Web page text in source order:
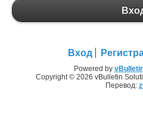
Вход
Powered by
Copyright © 2026 vBulletin
Перевод: